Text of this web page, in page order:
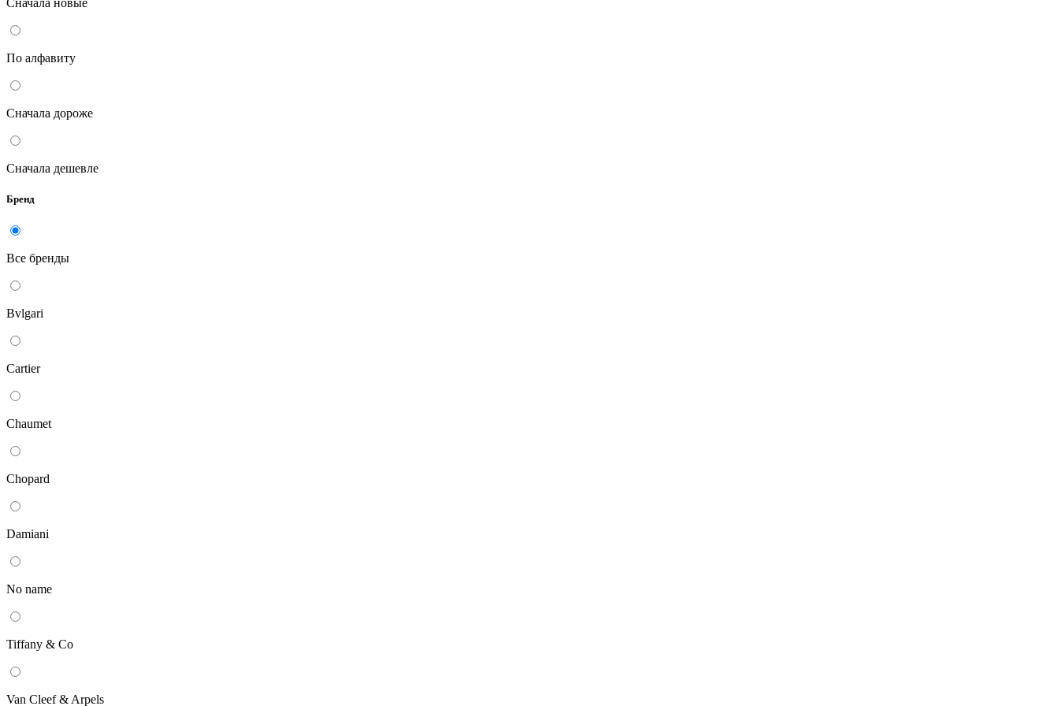
По алфавиту
Сначала дороже
Сначала дешевле
Бренд
Все бренды
Bvlgari
Cartier
Chaumet
Chopard
Damiani
No name
Tiffany & Co
Van Cleef & Arpels